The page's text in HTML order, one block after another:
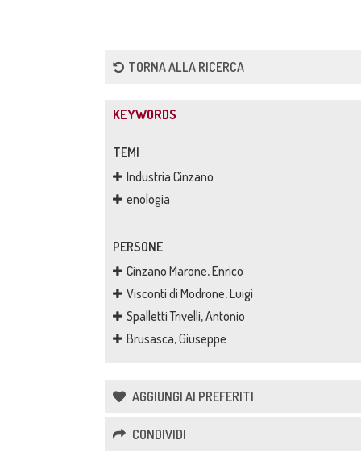
TORNA ALLA RICERCA
KEYWORDS
TEMI
Industria Cinzano
enologia
PERSONE
Cinzano Marone, Enrico
Visconti di Modrone, Luigi
Spalletti Trivelli, Antonio
Brusasca, Giuseppe
AGGIUNGI AI PREFERITI
CONDIVIDI